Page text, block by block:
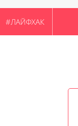
#ЛАЙФХАК